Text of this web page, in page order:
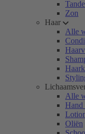
Zon
Haar
Alle
Alle
Oliën